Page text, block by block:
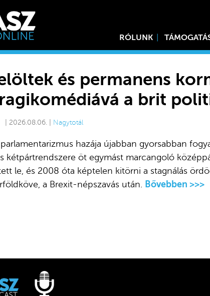
RÓLUNK
és permanens
a brit
| 2026.08.06. | Nagytotál
hazája újabban gyorsabban
kétpártrendszere öt egymást marcangoló
le, és 2008 óta képtelen kitörni a stagnálás
a Brexit-népszavás után.
Bővebben >>>